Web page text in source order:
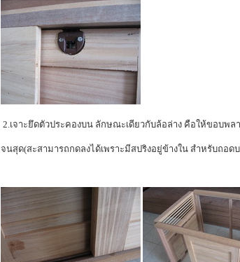
2.เจาะยึดตัวประคองบน ลักษณะเดียวกับล้อล่าง คือให้ขอบพ
จนสุด(สะสามารถกดลงได้เพราะมีสปริงอยู่ข้างใน สำหรับถอด